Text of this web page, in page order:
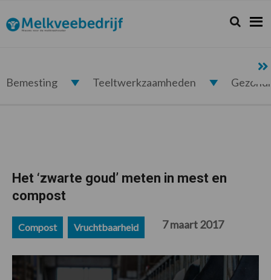
de
hoofdnavigatie
de
hoofd
de
eerste
de
voettekst
Melkveebedrijf.nl Zoeken...
Zoek
Bemesting Teeltwerkzaamheden
Het ‘zwarte goud’ meten in mest en
compost
Compost Vruchtbaarheid 7 maart 2017